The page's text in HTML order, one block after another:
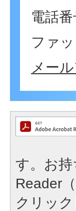
電話番
ファッ
メー
す。お
Reader
クリッ